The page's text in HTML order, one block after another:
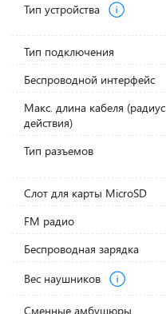
Тип устройства
Тип подключения
Беспроводной интерфейс
Макс. длина кабеля (радиус
действия)
Тип разъемов
Слот для карты MicroSD
FM радио
Беспроводная зарядка
Вес наушников
Сменные амбушюры